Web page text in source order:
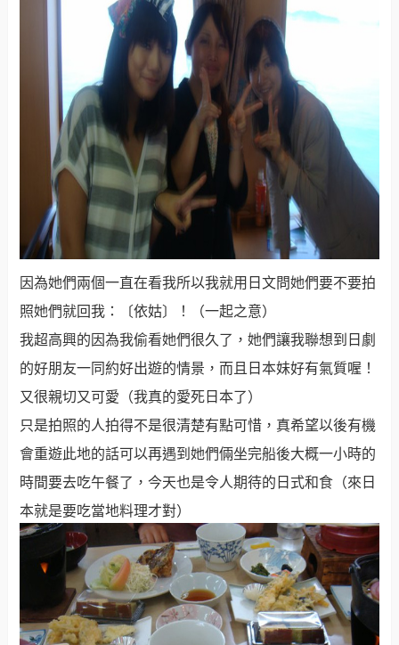
因為她們兩個一直在看我所以我就用日文問她們要不要拍
照她們就回我：〔依姑〕！（一起之意）
我超高興的因為我偷看她們很久了，她們讓我聯想到日劇
的好朋友一同約好出遊的情景，而且日本妹好有氣質喔！
又很親切又可愛（我真的愛死日本了）
只是拍照的人拍得不是很清楚有點可惜，真希望以後有機
會重遊此地的話可以再遇到她們倆坐完船後大概一小時的
時間要去吃午餐了，今天也是令人期待的日式和食（來日
本就是要吃當地料理才對）